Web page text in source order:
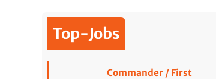
Top-Jobs
Commander / First